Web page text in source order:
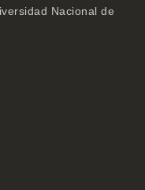
Nacional de